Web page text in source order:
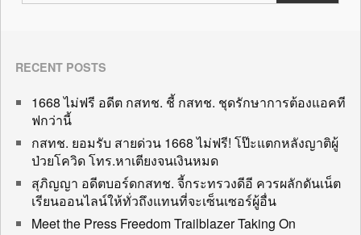
RECENT POSTS
1668 ไม่ฟรี อดีต กสทช. ชี้ กสทช. ชุดรักษาการต้องแอคที
ฟกว่านี้
กสทช. ยอมรับ สายด่วน 1668 ไม่ฟรี! โป๊ะแตกหลังญาติผู้
ป่วยโควิด โทร.หาเตียงจนเงินหมด
สุภิญญา อดีตบอร์ดกสทช. จี้กระทรวงดีอี ควรผลักดันเน็ต
เรียนออนไลน์ให้ทั่วถึงแทนที่จะเซ็นเซอร์ผู้อื่น
Meet the Press Freedom Trailblazer Taking On